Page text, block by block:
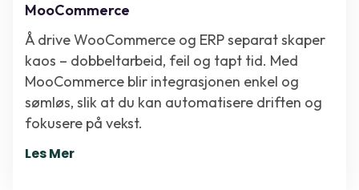
MooCommerce
Å drive WooCommerce og ERP separat skaper
kaos – dobbeltarbeid, feil og tapt tid. Med
MooCommerce blir integrasjonen enkel og
sømløs, slik at du kan automatisere driften og
fokusere på vekst.
Les Mer